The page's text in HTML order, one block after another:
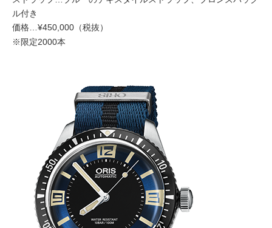
ル付き
価格…¥450,000（税抜）
※限定2000本